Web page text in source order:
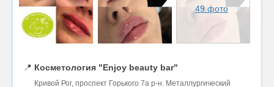
49 фото
📍 Косметология "Enjoy beauty bar"
Кривой Рог, проспект Горького 7а р-н. Металлургический